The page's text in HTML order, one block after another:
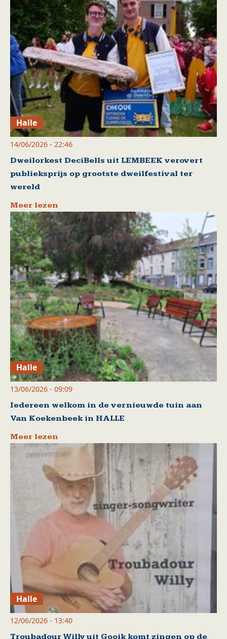
Halle
14/06/2026 - 22:46
Dweilorkest DeciBells uit LEMBEEK verovert
publieksprijs op grootste dweilfestival ter
wereld
Meer lezen
Halle
13/06/2026 - 09:09
Iedereen welkom in de vernieuwde tuin aan
Van Koekenbeek in HALLE
Meer lezen
Halle
12/06/2026 - 13:40
Troubadour Willy uit Gooik komt zingen op de